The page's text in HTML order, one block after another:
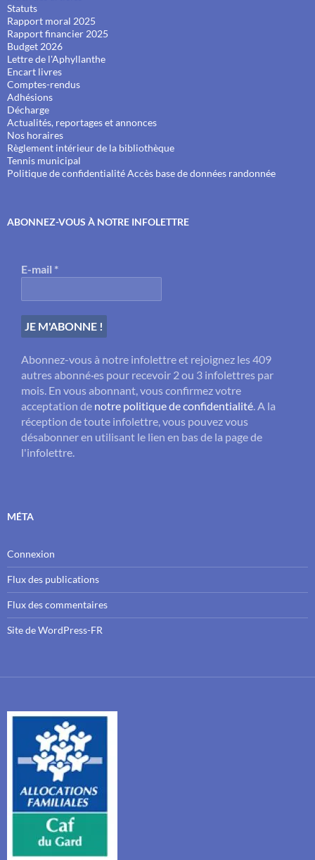
Statuts
Rapport moral 2025
Rapport financier 2025
Budget 2026
Lettre de l'Aphyllanthe
Encart livres
Comptes-rendus
Adhésions
Décharge
Actualités, reportages et annonces
Nos horaires
Règlement intérieur de la bibliothèque
Tennis municipal
Politique de confidentialitéAccès base de données randonnée
ABONNEZ-VOUS À NOTRE INFOLETTRE
E-mail *
Abonnez-vous à notre infolettre et rejoignez les 409
autres abonné·es pour recevoir 2 ou 3 infolettres par
mois. En vous abonnant, vous confirmez votre
acceptation de notre politique de confidentialité . A la
réception de toute infolettre, vous pouvez vous
désabonner en utilisant le lien en bas de la page de
l'infolettre.
MÉTA
Connexion
Flux des publications
Flux des commentaires
Site de WordPress-FR